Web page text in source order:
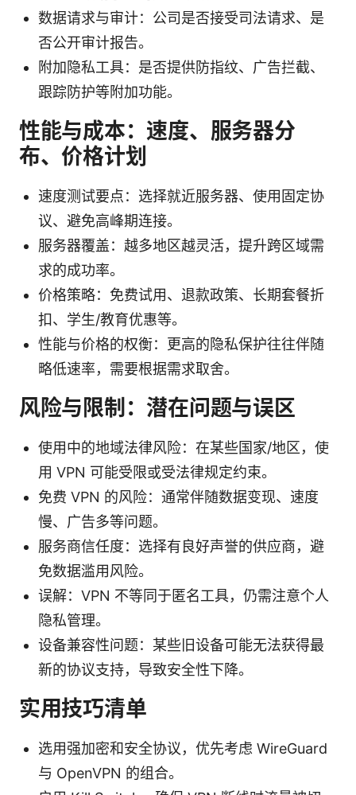
数据请求与审计：公司是否接受司法请求、是
否公开审计报告。
附加隐私工具：是否提供防指纹、广告拦截、
跟踪防护等附加功能。
性能与成本：速度、服务器分
布、价格计划
速度测试要点：选择就近服务器、使用固定协
议、避免高峰期连接。
服务器覆盖：越多地区越灵活，提升跨区域需
求的成功率。
价格策略：免费试用、退款政策、长期套餐折
扣、学生/教育优惠等。
性能与价格的权衡：更高的隐私保护往往伴随
略低速率，需要根据需求取舍。
风险与限制：潜在问题与误区
使用中的地域法律风险：在某些国家/地区，使
用 VPN 可能受限或受法律规定约束。
免费 VPN 的风险：通常伴随数据变现、速度
慢、广告多等问题。
服务商信任度：选择有良好声誉的供应商，避
免数据滥用风险。
误解：VPN 不等同于匿名工具，仍需注意个人
隐私管理。
设备兼容性问题：某些旧设备可能无法获得最
新的协议支持，导致安全性下降。
实用技巧清单
选用强加密和安全协议，优先考虑 WireGuard
与 OpenVPN 的组合。